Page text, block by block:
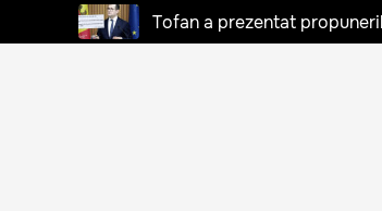
Tofan a prezentat